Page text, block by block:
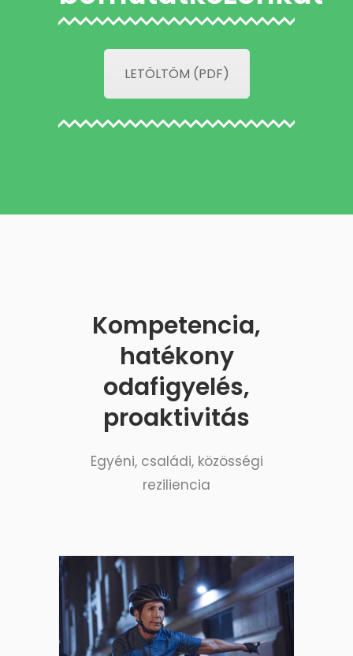
LETÖLTÖM (PDF)
Kompetencia,
hatékony
odafigyelés,
proaktivitás
Egyéni, családi, közösségi
reziliencia